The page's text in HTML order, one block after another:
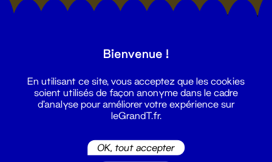
Bienvenue !
En utilisant ce site, vous acceptez que les cookies
soient utilisés de façon anonyme dans le cadre
d'analyse pour améliorer votre expérience sur
leGrandT.fr.
OK, tout accepter